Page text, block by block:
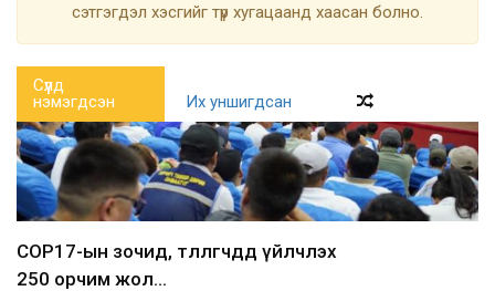
сэтгэгдэл хэсгийг түр хугацаанд хаасан болно.
Сүүлд
нэмэгдсэн
Их уншигдсан
COP17-ын зочид, төлөөлөгчдөд үйлчлэх
250 орчим жол...